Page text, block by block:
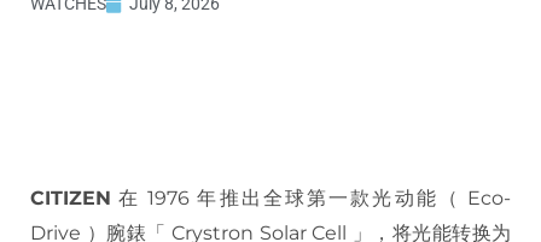
WATCHES July 8, 2026
CITIZEN 在 1976 年推出全球第一款光动能（ Eco-
Drive ）腕錶「 Crystron Solar Cell 」，将光能转换为